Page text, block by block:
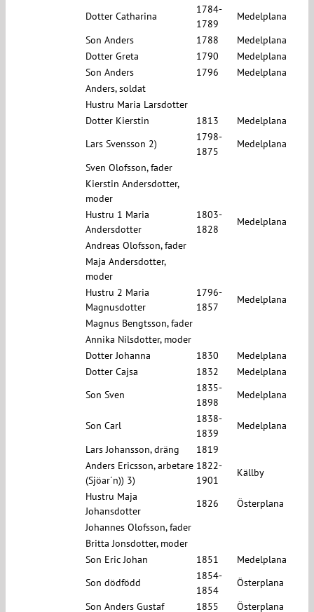
Dotter Catharina
1784-
1789
Medelplana
Son Anders
1788
Medelplana
Dotter Greta
1790
Medelplana
Son Anders
1796
Medelplana
Anders, soldat
Hustru Maria Larsdotter
Dotter Kierstin
1813
Medelplana
Lars Svensson 2)
1798-
1875
Medelplana
Sven Olofsson, fader
Kierstin Andersdotter,
moder
Hustru 1 Maria
Andersdotter
1803-
1828
Medelplana
Andreas Olofsson, fader
Maja Andersdotter,
moder
Hustru 2 Maria
Magnusdotter
1796-
1857
Medelplana
Magnus Bengtsson, fader
Annika Nilsdotter, moder
Dotter Johanna
1830
Medelplana
Dotter Cajsa
1832
Medelplana
Son Sven
1835-
1898
Medelplana
Son Carl
1838-
1839
Medelplana
Lars Johansson, dräng
1819
Anders Ericsson, arbetare
(Sjöar´n)) 3)
1822-
1901
Källby
Hustru Maja
Johansdotter
1826
Österplana
Johannes Olofsson, fader
Britta Jonsdotter, moder
Son Eric Johan
1851
Medelplana
Son dödfödd
1854-
1854
Österplana
Son Anders Gustaf
1855 Österplana